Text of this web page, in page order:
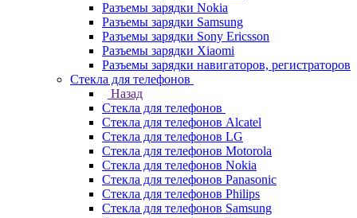
Разъемы зарядки Nokia
Разъемы зарядки Samsung
Разъемы зарядки Sony Ericsson
Разъемы зарядки Xiaomi
Разъемы зарядки навигаторов, регистраторов
Стекла для телефонов
Назад
Стекла для телефонов
Стекла для телефонов Alcatel
Стекла для телефонов LG
Стекла для телефонов Motorola
Стекла для телефонов Nokia
Стекла для телефонов Panasonic
Стекла для телефонов Philips
Стекла для телефонов Samsung